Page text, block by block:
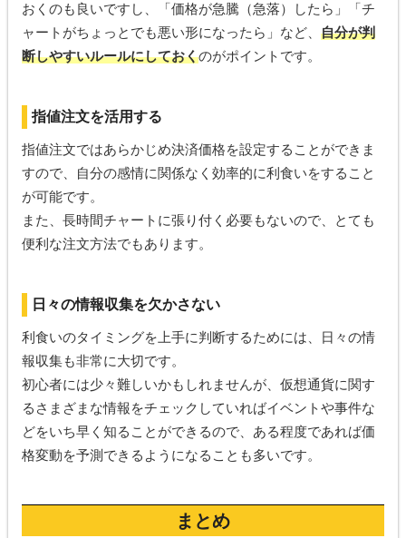
おくのも良いですし、「価格が急騰（急落）したら」「チ
ャートがちょっとでも悪い形になったら」など、 自分が判
断しやすいルールにしておくのがポイントです。
指値注文を活用する
指値注文ではあらかじめ決済価格を設定することができま
すので、自分の感情に関係なく効率的に利食いをすること
が可能です。
また、長時間チャートに張り付く必要もないので、とても
便利な注文方法でもあります。
日々の情報収集を欠かさない
利食いのタイミングを上手に判断するためには、日々の情
報収集も非常に大切です。
初心者には少々難しいかもしれませんが、仮想通貨に関す
るさまざまな情報をチェックしていればイベントや事件な
どをいち早く知ることができるので、ある程度であれば価
格変動を予測できるようになることも多いです。
まとめ